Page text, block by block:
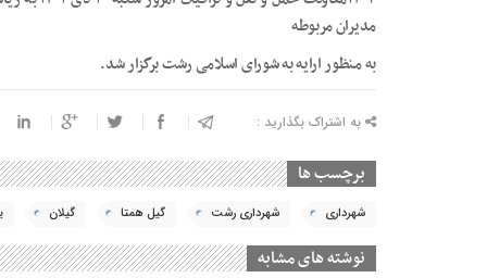
مدیران مربوطه
به منظور ارایه به شورای اسلامی رشت برگزار شد.
به اشتراک بگذارید :
برچسب ها
شهرداری شهرداری رشت گیل همتا گیلان
نوشته های مشابه